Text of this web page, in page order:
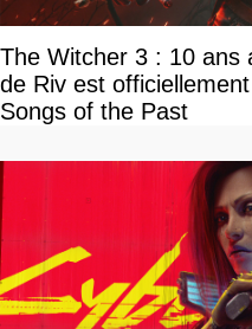
The Witcher 3 : 10 ans
de Riv est
Songs of the Past